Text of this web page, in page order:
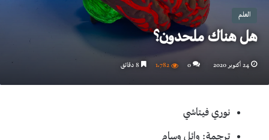
العلم
هل هناك ملحدون؟
24 أكتوبر 2020 0 1٬782
نوري فيتاشي